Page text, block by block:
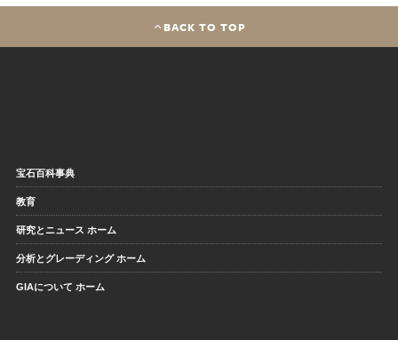
BACK TO TOP
宝石百科事典
教育
研究とニュース ホーム
分析とグレーディング ホーム
GIAについて ホーム